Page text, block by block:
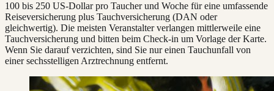
100 bis 250 US-Dollar pro Taucher und Woche für eine umfassende
Reiseversicherung plus Tauchversicherung (DAN oder
gleichwertig). Die meisten Veranstalter verlangen mittlerweile eine
Tauchversicherung und bitten beim Check-in um Vorlage der Karte.
Wenn Sie darauf verzichten, sind Sie nur einen Tauchunfall von
einer sechsstelligen Arztrechnung entfernt.